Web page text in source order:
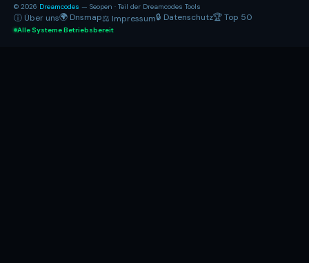
© 2026 Dreamcodes — Seopen · Teil der Dreamcodes Tools
ⓘ Über uns🌍 Dnsmap⚖ Impressum🔒 Datenschutz🏆 Top 50
Alle Systeme Betriebsbereit